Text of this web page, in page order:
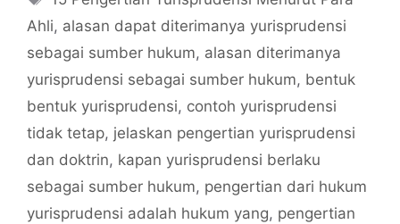
Ahli, alasan dapat diterimanya yurisprudensi
sebagai sumber hukum, alasan diterimanya
yurisprudensi sebagai sumber hukum, bentuk
bentuk yurisprudensi, contoh yurisprudensi
tidak tetap, jelaskan pengertian yurisprudensi
dan doktrin, kapan yurisprudensi berlaku
sebagai sumber hukum, pengertian dari hukum
yurisprudensi adalah hukum yang, pengertian